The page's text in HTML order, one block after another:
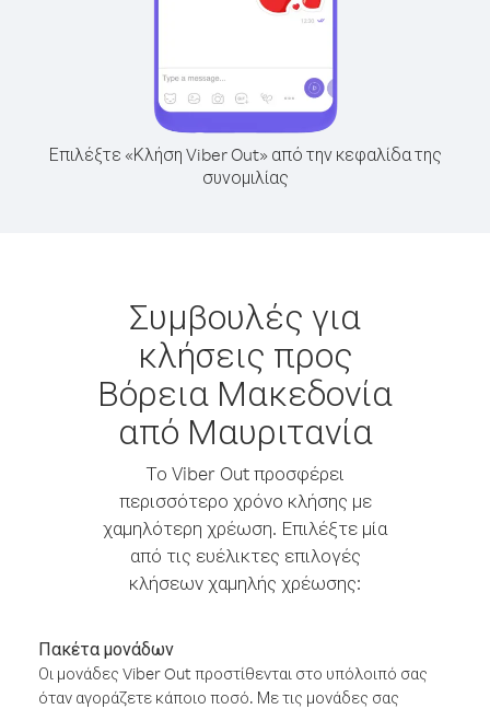
Επιλέξτε «Κλήση Viber Out» από την κεφαλίδα της
συνομιλίας
Συμβουλές για
κλήσεις προς
Βόρεια Μακεδονία
από Μαυριτανία
Το Viber Out προσφέρει
περισσότερο χρόνο κλήσης με
χαμηλότερη χρέωση. Επιλέξτε μία
από τις ευέλικτες επιλογές
κλήσεων χαμηλής χρέωσης:
Πακέτα μονάδων
Οι μονάδες Viber Out προστίθενται στο υπόλοιπό σας
όταν αγοράζετε κάποιο ποσό. Με τις μονάδες σας